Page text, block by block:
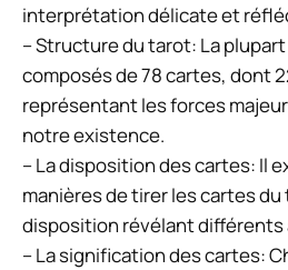
interprétation délicate et
– Structure du tarot: La
composés de 78 cartes, dont
représentant les forces
notre existence.
– La disposition des cartes: Il
manières de tirer les cartes
disposition révélant différents
– La signification des cartes: